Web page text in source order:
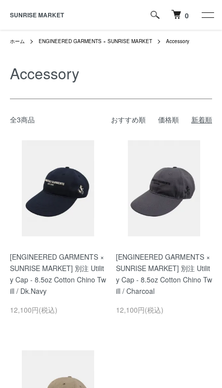
SUNRISE MARKET 0
ホーム ENGINEERED GARMENTS × SUNRISE MARKET Accessory
Accessory
全3商品 おすすめ順 価格順 新着順
[ENGINEERED GARMENTS ×
SUNRISE MARKET] 別注 Utilit
y Cap - 8.5oz Cotton Chino Tw
ill / Dk.Navy
12,100円(税込)
[ENGINEERED GARMENTS ×
SUNRISE MARKET] 別注 Utilit
y Cap - 8.5oz Cotton Chino Tw
ill / Charcoal
12,100円(税込)